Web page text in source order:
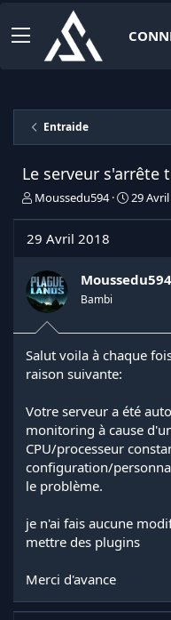
Entraide
Le serveur s'arrête
I
t
a
t
e
u
d
e
d
i
s
c
u
i
o
Moussedu594
D
e
t
29
29 Avril 2018
Moussedu594
Bambi
Salut voila à chaque
raison suivante:
Votre serveur a été
monitoring à cause
CPU/processeur
configuration/
le problème.
je n'ai fais aucune
mettre des plugins
Merci d'avance